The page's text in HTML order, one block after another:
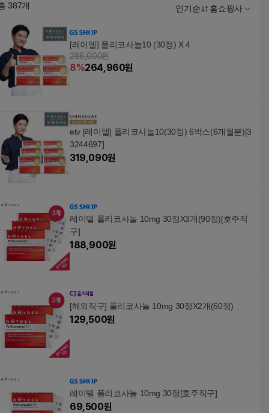
387개 인기순 홈쇼핑사
[레이델] 폴리코사놀10 (30정) X 4
288,000원
8%264,960원
etv [레이델] 폴리코사놀10(30정) 6박스(6개월분)[3
3244697]
319,090원
레이델 폴리코사놀 10mg 30정X3개(90정)[호주직
구]
188,900원
[해외직구] 폴리코사놀 10mg 30정X2개(60정)
129,500원
레이델 폴리코사놀 10mg 30정[호주직구]
69,500원